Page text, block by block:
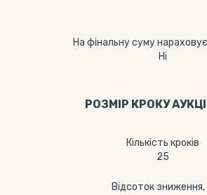
На фінальну суму
Ні
РОЗМІР КРОКУ
Кількість кроків
25
Відсоток зниження,